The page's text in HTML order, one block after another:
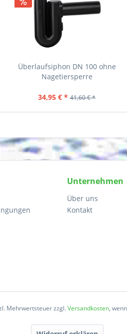
Überlaufsiphon DN 100 ohne
Nagetiersperre
34,95 € * 41,60 € *
Unternehmen
Über uns
Kontakt
Mehrwertsteuer zzgl.Versandkosten,